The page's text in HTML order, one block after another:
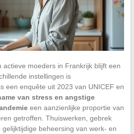
actieve moeders in Frankrijk blijft een
instellingen is
een enquête uit 2023 van UNICEF en
van stress en angstige
een aanzienlijke proportie van
getroffen. Thuiswerken, gebrek
beheersing van werk- en